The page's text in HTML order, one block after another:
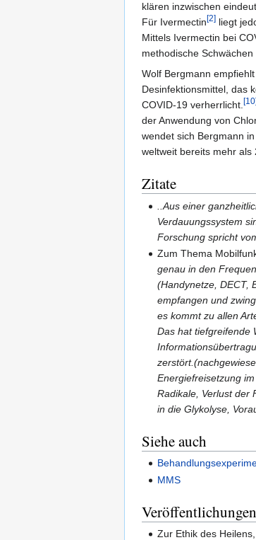
klären inzwischen
Für Ivermectin[2] liegt
Mittels Ivermectin bei
methodische Schwächen
Wolf Bergmann
Desinfektionsmittel, das
COVID-19 verherrlicht.[10]
der Anwendung von
wendet sich Bergmann
weltweit bereits mehr
Zitate
..Aus einer
Verdauungssystem
Forschung spricht
Zum Thema
genau in den
(Handynetze, DECT,
empfangen und
es kommt zu allen
Das hat tiefgreifende
Energiefreisetzung
Radikale, Verlust der
in die Glykolyse,
Siehe auch
MMS
Veröffentlichungen
Zur Ethik des